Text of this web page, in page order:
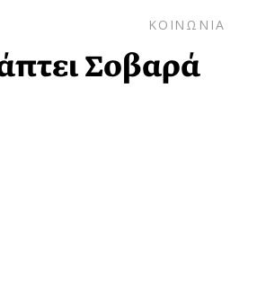
ΚΟΙΝΩΝΙΑ
Σοβαρά